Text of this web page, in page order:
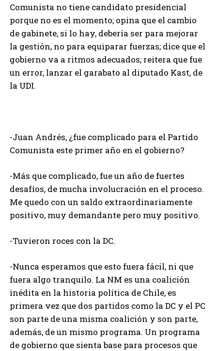
Comunista no tiene candidato presidencial
porque no es el momento; opina que el cambio
de gabinete, si lo hay, debería ser para mejorar
la gestión, no para equiparar fuerzas; dice que el
gobierno va a ritmos adecuados; reitera que fue
un error, lanzar el garabato al diputado Kast, de
la UDI.
-Juan Andrés, ¿fue complicado para el Partido
Comunista este primer año en el gobierno?
-Más que complicado, fue un año de fuertes
desafíos, de mucha involucración en el proceso.
Me quedo con un saldo extraordinariamente
positivo, muy demandante pero muy positivo.
-Tuvieron roces con la DC.
-Nunca esperamos que esto fuera fácil, ni que
fuera algo tranquilo. La NM es una coalición
inédita en la historia política de Chile, es
primera vez que dos partidos como la DC y el PC
son parte de una misma coalición y son parte,
además, de un mismo programa. Un programa
de gobierno que sienta base para procesos que